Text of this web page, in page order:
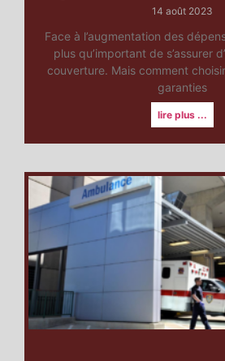
14 août 2023
Face à l’augmentation des
plus qu’important de s’assurer
couverture. Mais comment
garanties
lire plus ...